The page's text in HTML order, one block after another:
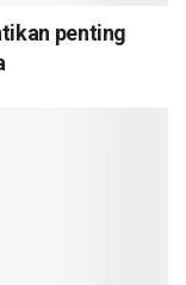
penting